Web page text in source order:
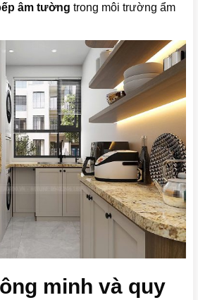
âm tường trong môi trường ẩm
minh và quy